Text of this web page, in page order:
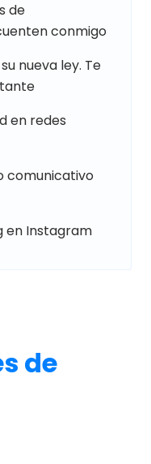
de
conmigo
nueva ley. Te
en redes
comunicativo
en Instagram
de